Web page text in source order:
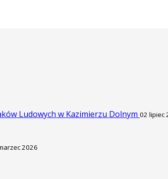
Ludowych w Kazimierzu Dolnym 02 lipiec
2026